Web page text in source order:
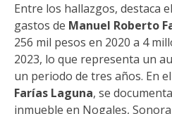
Entre los hallazgos, destaca
gastos de Manuel Roberto
256 mil pesos en 2020 a 4
2023, lo que representa un
un periodo de tres años. En
Farías Laguna, se
inmueble en Nogales,